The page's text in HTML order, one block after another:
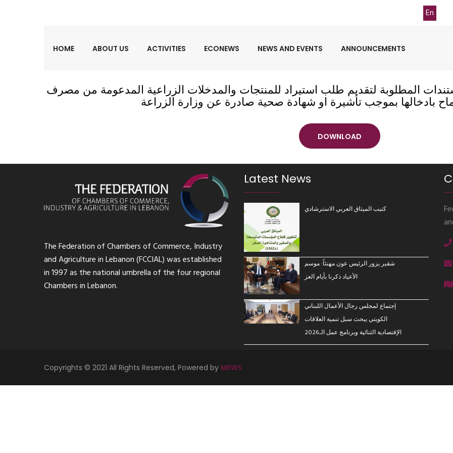
En
HOME ABOUT US ACTIVITIES ECONEWS NEWS AND EVENTS ANNOUNCEMENTS
والمستندات المطلوبة لتقديم طلب استيراد للمنتجات والمدخلات الزراعية المدعومة من مصرف
بادخالها بموجب تأشيرة او شهادة صحية صادرة عن وزارة الزراعة
DOWNLOAD
The Federation of Chambers of Commerce, Industry
and Agriculture in Lebanon (FCCIAL) was established
in 1997 as the national umbrella of the four regional
Chambers in Lebanon.
Latest News
كتيب الميثاق العربي الاسترشادي
شقير يزور الرئيس عون مهنئاً: موسم
الأعياد ذكرنا بأيام العز
إجتماع لمجلس رجال الأعمال اللبناني
الكويتي يبحث سبل تنمية العلاقات
الإقتصادية الثنائية وبرنامج عمل الـ2026
Copyrights © 2021 All Rights Reserved, Powered by MEWS.